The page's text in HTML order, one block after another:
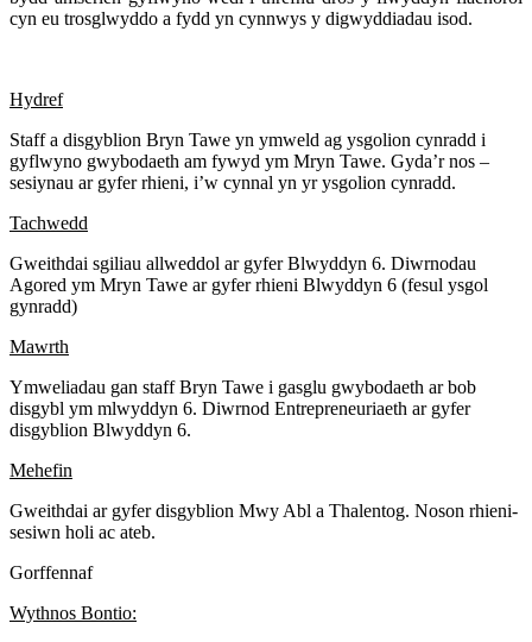
cyn eu trosglwyddo a fydd yn cynnwys y digwyddiadau isod.
Hydref
Staff a disgyblion Bryn Tawe yn ymweld ag ysgolion cynradd i
gyflwyno gwybodaeth am fywyd ym Mryn Tawe. Gyda’r nos –
sesiynau ar gyfer rhieni, i’w cynnal yn yr ysgolion cynradd.
Tachwedd
Gweithdai sgiliau allweddol ar gyfer Blwyddyn 6. Diwrnodau
Agored ym Mryn Tawe ar gyfer rhieni Blwyddyn 6 (fesul ysgol
gynradd)
Mawrth
Ymweliadau gan staff Bryn Tawe i gasglu gwybodaeth ar bob
disgybl ym mlwyddyn 6. Diwrnod Entrepreneuriaeth ar gyfer
disgyblion Blwyddyn 6.
Mehefin
Gweithdai ar gyfer disgyblion Mwy Abl a Thalentog. Noson rhieni-
sesiwn holi ac ateb.
Gorffennaf
Wythnos Bontio: